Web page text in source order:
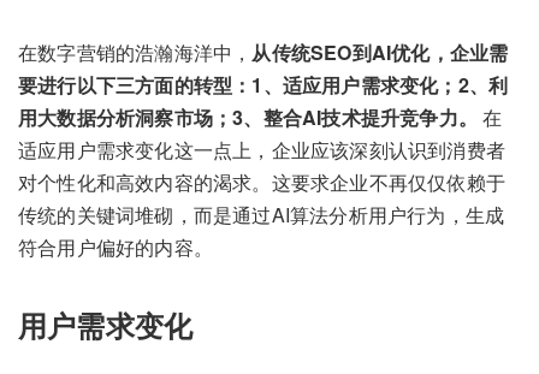
在数字营销的浩瀚海洋中， 从传统SEO到AI优化，企业需
要进行以下三方面的转型：1、适应用户需求变化；2、利
用大数据分析洞察市场；3、整合AI技术提升竞争力。
在
适应用户需求变化这一点上，企业应该深刻认识到消费者
对个性化和高效内容的渴求。这要求企业不再仅仅依赖于
传统的关键词堆砌，而是通过AI算法分析用户行为，生成
符合用户偏好的内容。
用户需求变化